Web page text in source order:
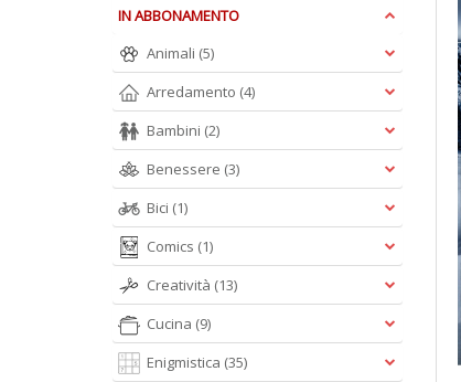
IN ABBONAMENTO
Animali (5)
Arredamento (4)
Bambini (2)
Benessere (3)
Bici (1)
Comics (1)
Creatività (13)
Cucina (9)
Enigmistica (35)